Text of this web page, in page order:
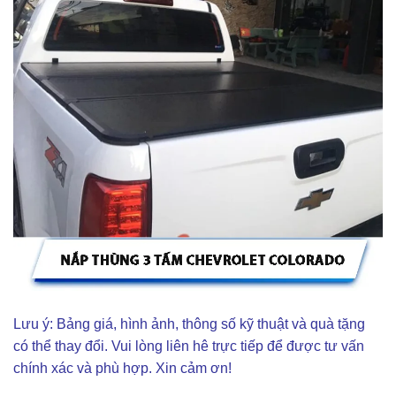
Lưu ý: Bảng giá, hình ảnh, thông số kỹ thuật và quà tặng
có thể thay đổi. Vui lòng liên hê trực tiếp để được tư vấn
chính xác và phù hợp. Xin cảm ơn!